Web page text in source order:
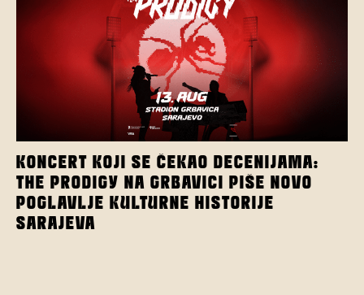
KONCERT KOJI SE ČEKAO DECENIJAMA:
THE PRODIGY NA GRBAVICI PIŠE NOVO
POGLAVLJE KULTURNE HISTORIJE
SARAJEVA